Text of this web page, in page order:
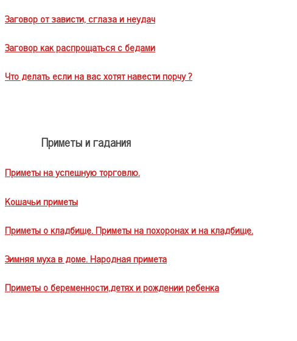
Заговор от зависти, сглаза и неудач
Заговор как распрощаться с бедами
Что делать если на вас хотят навести порчу ?
Приметы и гадания
Приметы на успешную торговлю.
Кошачьи приметы
Приметы о кладбище. Приметы на похоронах и на кладбище.
Зимняя муха в доме. Народная примета
Приметы о беременности,детях и рождении ребенка